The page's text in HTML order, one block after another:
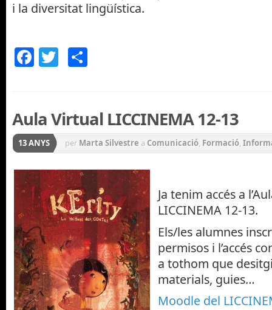
i la diversitat lingüística.
Facebook
Twitter
Aula Virtual LICCINEMA 12-13
13 ANYS per Marta Silvestre a Comunicació, Formació,
Ja tenim accés a
LICCINEMA 12-13.
Els/les alumnes
permisos i l’accés
a tothom que
materials, guies…
Moodle del